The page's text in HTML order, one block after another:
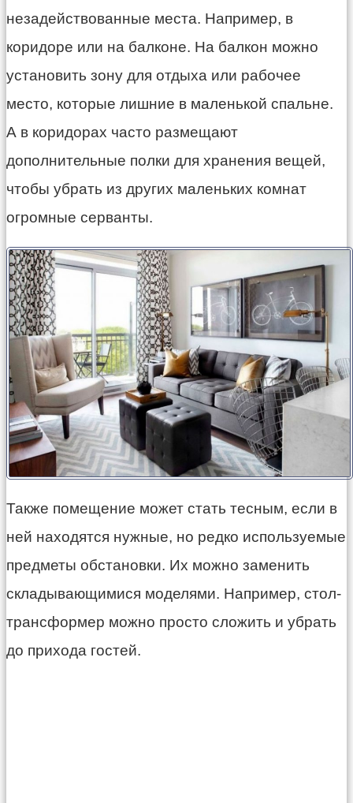
незадействованные места. Например, в
коридоре или на балконе. На балкон можно
установить зону для отдыха или рабочее
место, которые лишние в маленькой спальне.
А в коридорах часто размещают
дополнительные полки для хранения вещей,
чтобы убрать из других маленьких комнат
огромные серванты.
Также помещение может стать тесным, если в
ней находятся нужные, но редко используемые
предметы обстановки. Их можно заменить
складывающимися моделями. Например, стол-
трансформер можно просто сложить и убрать
до прихода гостей.